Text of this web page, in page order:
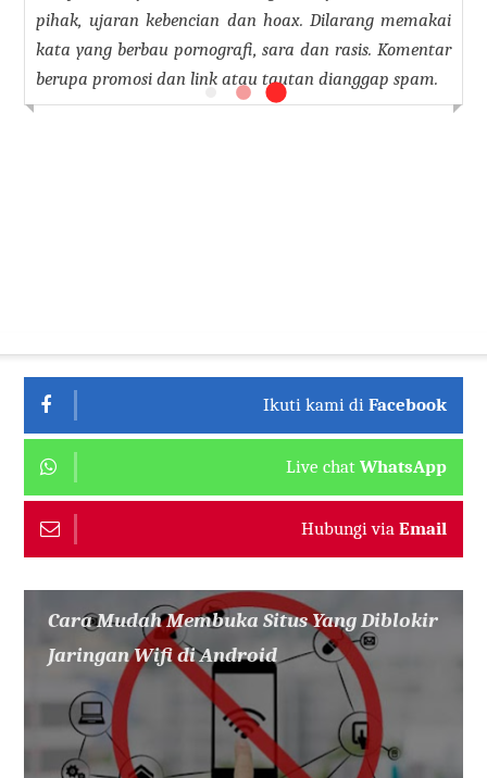
pihak, ujaran kebencian dan hoax. Dilarang memakai
kata yang berbau pornografi, sara dan rasis. Komentar
berupa promosi dan link atau tautan dianggap spam.
Ikuti kami di Facebook
Live chat WhatsApp
Hubungi via Email
Cara Mudah Membuka Situs Yang Diblokir
Jaringan Wifi di Android